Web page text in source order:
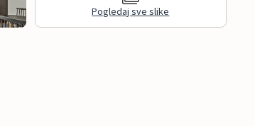
Pogledaj sve slike